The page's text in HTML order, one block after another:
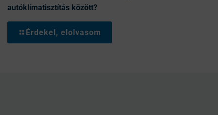
autóklímatisztítás között?
Érdekel, elolvasom